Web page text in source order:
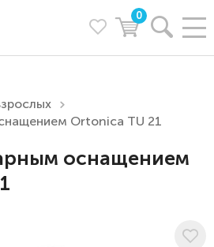
0
Ortonica TU 21
оснащением